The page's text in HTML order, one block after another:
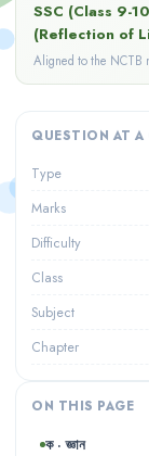
SSC (Class 9-
(Reflection of
Aligned to the NCTB
QUESTION AT A
Type
Marks
Difficulty
Class
Subject
Chapter
ON THIS PAGE
ক · জ্ঞান